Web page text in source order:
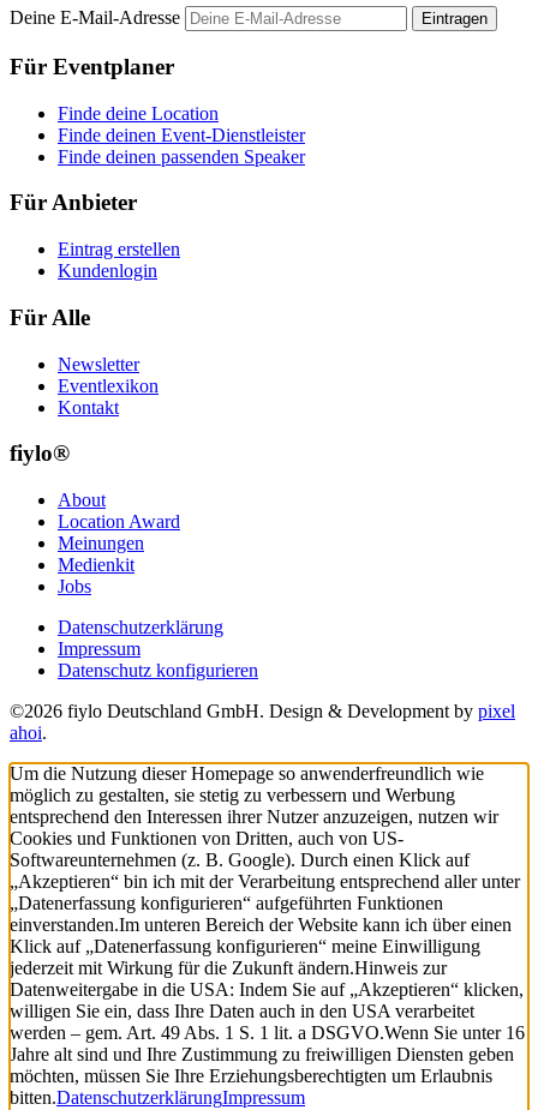
Deine E-Mail-Adresse Eintragen
Für Eventplaner
Finde deine Location
Finde deinen Event-Dienstleister
Finde deinen passenden Speaker
Für Anbieter
Eintrag erstellen
Kundenlogin
Für Alle
Newsletter
Eventlexikon
Kontakt
fiylo®
About
Location Award
Meinungen
Medienkit
Jobs
Datenschutzerklärung
Impressum
Datenschutz konfigurieren
©2026 fiylo Deutschland GmbH. Design & Development by pixel
ahoi.
Um die Nutzung dieser Homepage so anwenderfreundlich wie
möglich zu gestalten, sie stetig zu verbessern und Werbung
entsprechend den Interessen ihrer Nutzer anzuzeigen, nutzen wir
Cookies und Funktionen von Dritten, auch von US-
Softwareunternehmen (z. B. Google). Durch einen Klick auf
„Akzeptieren“ bin ich mit der Verarbeitung entsprechend aller unter
„Datenerfassung konfigurieren“ aufgeführten Funktionen
einverstanden.Im unteren Bereich der Website kann ich über einen
Klick auf „Datenerfassung konfigurieren“ meine Einwilligung
jederzeit mit Wirkung für die Zukunft ändern.Hinweis zur
Datenweitergabe in die USA: Indem Sie auf „Akzeptieren“ klicken,
willigen Sie ein, dass Ihre Daten auch in den USA verarbeitet
werden – gem. Art. 49 Abs. 1 S. 1 lit. a DSGVO.Wenn Sie unter 16
Jahre alt sind und Ihre Zustimmung zu freiwilligen Diensten geben
möchten, müssen Sie Ihre Erziehungsberechtigten um Erlaubnis
bitten.DatenschutzerklärungImpressum